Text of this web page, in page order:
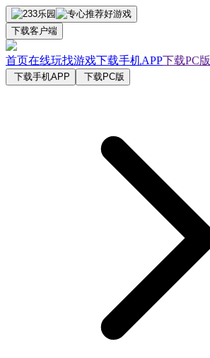
下载客户端
首页在线玩找游戏下载手机APP下载PC版
下载手机APP 下载PC版